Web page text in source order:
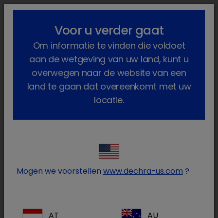
lock_outline search menu
Paarden (en andere paardachtig...
Geneesmiddelen
Veulen
(2 Producten)
Log in op uw Dechra
Voor u verder gaat
Om informatie te vinden die voldoet
aan de wetgeving van uw land, kunt u
overwegen naar de website van een
land te gaan dat overeenkomt met uw
locatie.
Mogen we voorstellen www.dechra-us.com ?
AT AU